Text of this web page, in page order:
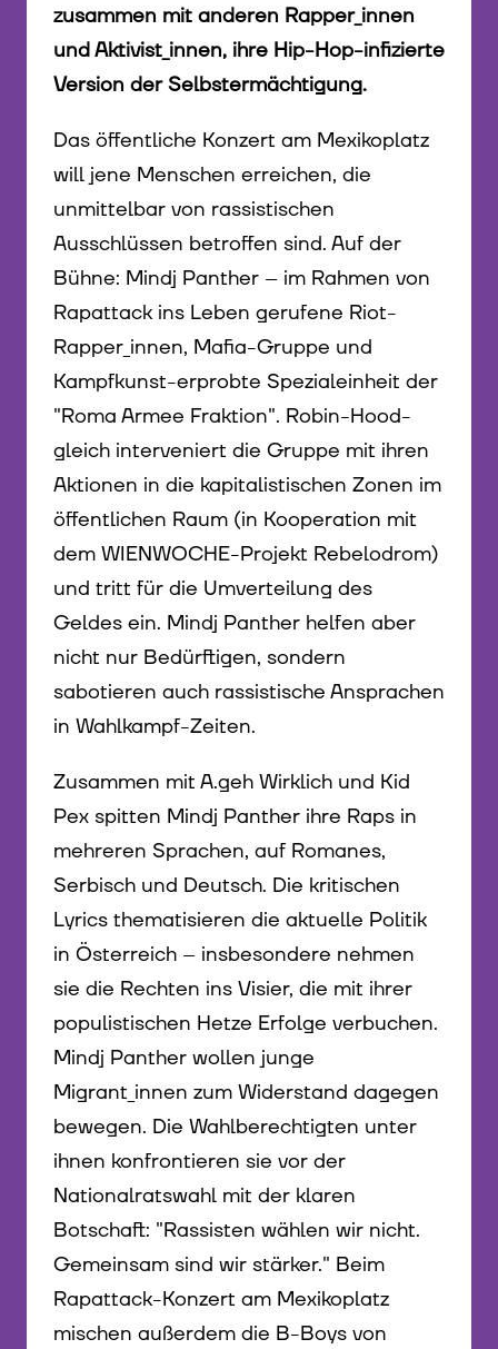
zusammen mit anderen Rapper_innen
und Aktivist_innen, ihre Hip-Hop-infizierte
Version der Selbstermächtigung.
Das öffentliche Konzert am Mexikoplatz
will jene Menschen erreichen, die
unmittelbar von rassistischen
Ausschlüssen betroffen sind. Auf der
Bühne: Mindj Panther – im Rahmen von
Rapattack ins Leben gerufene Riot-
Rapper_innen, Mafia-Gruppe und
Kampfkunst-erprobte Spezialeinheit der
"Roma Armee Fraktion". Robin-Hood-
gleich interveniert die Gruppe mit ihren
Aktionen in die kapitalistischen Zonen im
öffentlichen Raum (in Kooperation mit
dem WIENWOCHE-Projekt Rebelodrom)
und tritt für die Umverteilung des
Geldes ein. Mindj Panther helfen aber
nicht nur Bedürftigen, sondern
sabotieren auch rassistische Ansprachen
in Wahlkampf-Zeiten.
Zusammen mit A.geh Wirklich und Kid
Pex spitten Mindj Panther ihre Raps in
mehreren Sprachen, auf Romanes,
Serbisch und Deutsch. Die kritischen
Lyrics thematisieren die aktuelle Politik
in Österreich – insbesondere nehmen
sie die Rechten ins Visier, die mit ihrer
populistischen Hetze Erfolge verbuchen.
Mindj Panther wollen junge
Migrant_innen zum Widerstand dagegen
bewegen. Die Wahlberechtigten unter
ihnen konfrontieren sie vor der
Nationalratswahl mit der klaren
Botschaft: "Rassisten wählen wir nicht.
Gemeinsam sind wir stärker." Beim
Rapattack-Konzert am Mexikoplatz
mischen außerdem die B-Boys von